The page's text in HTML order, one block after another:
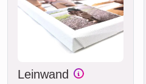
Leinwand